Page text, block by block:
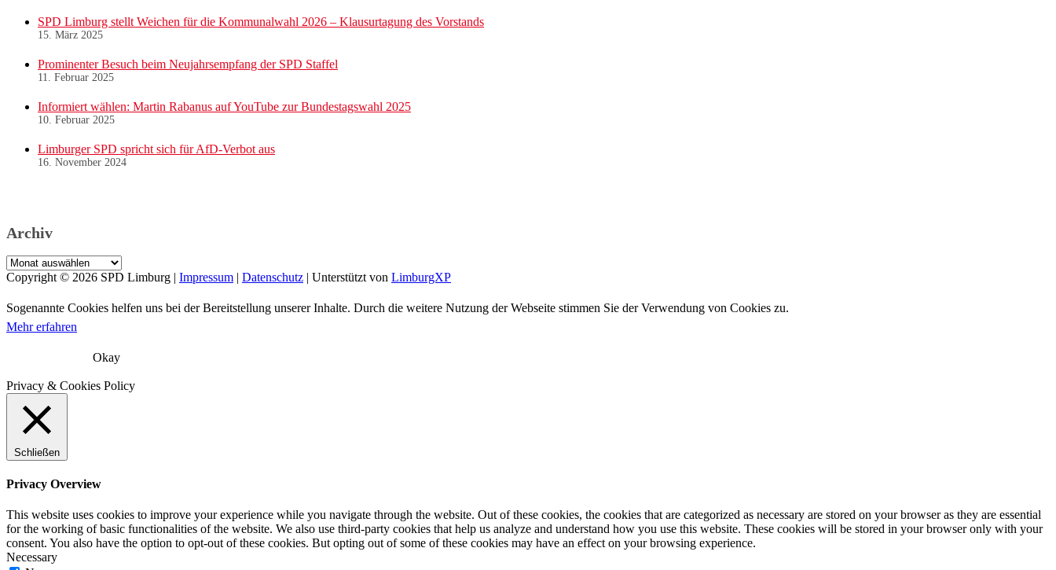
SPD Limburg stellt Weichen für die Kommunalwahl 2026 – Klausurtagung des Vorstands
15. März 2025
Prominenter Besuch beim Neujahrsempfang der SPD Staffel
11. Februar 2025
Informiert wählen: Martin Rabanus auf YouTube zur Bundestagswahl 2025
10. Februar 2025
Limburger SPD spricht sich für AfD-Verbot aus
16. November 2024
Archiv
Archiv
Copyright © 2026 SPD Limburg | Impressum | Datenschutz | Unterstützt von LimburgXP
Sogenannte Cookies helfen uns bei der Bereitstellung unserer Inhalte. Durch die weitere Nutzung der Webseite stimmen Sie der Verwendung von Cookies zu.
Mehr erfahren
Okay
Privacy & Cookies Policy
Schließen
Privacy Overview
This website uses cookies to improve your experience while you navigate through the website. Out of these cookies, the cookies that are categorized as necessary are stored on your browser as they are essential
for the working of basic functionalities of the website. We also use third-party cookies that help us analyze and understand how you use this website. These cookies will be stored in your browser only with your
consent. You also have the option to opt-out of these cookies. But opting out of some of these cookies may have an effect on your browsing experience.
Necessary